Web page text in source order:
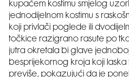
kupaćem kostimu smjelog
jednodijelnom kostimu s
koji privlači poglede ili
točkice razigrano rasute po
jutra okretala bi glave
besprijekornog kroja koji laska
previše, pokazujući da je